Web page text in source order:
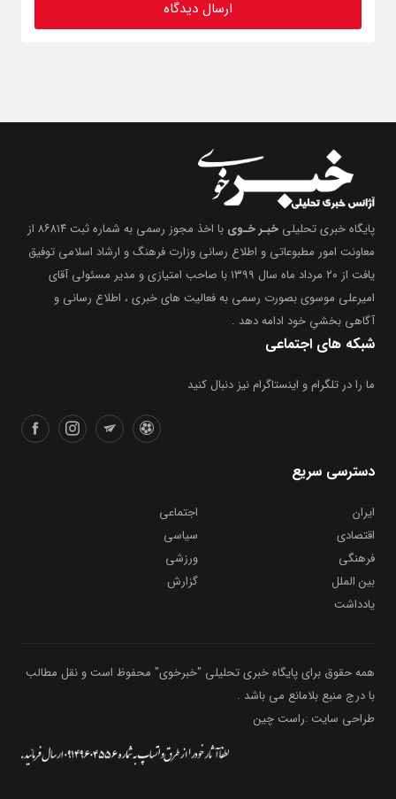
پایگاه خبری تحلیلی خبـر خـوی
با اخذ مجوز رسمی به شماره ثبت ۸۶۸۱۴ از
معاونت امور مطبوعاتی و اطلاع رسانی وزارت فرهنگ و ارشاد اسلامی توفیق
یافت از ۲۰ مرداد ماه سال ۱۳۹۹ با صاحب امتیازی و مدیر مسئولی آقای
امیرعلی موسوی بصورت رسمی به فعالیت های خبری ، اطلاع رسانی و
آگاهی بخشیِ خود ادامه دهد .
شبکه های اجتماعی
ما را در تلگرام و اینستاگرام نیز دنبال کنید
دسترسی سریع
ایران
اجتماعی
اقتصادی
سیاسی
فرهنگی
ورزشی
بین الملل
گزارش
یادداشت
همه حقوق برای پایگاه خبری تحلیلی "خبرخوی" محفوظ است و نقل مطالب
با درج منبع بلامانع می باشد .
طراحی سایت :راست چین